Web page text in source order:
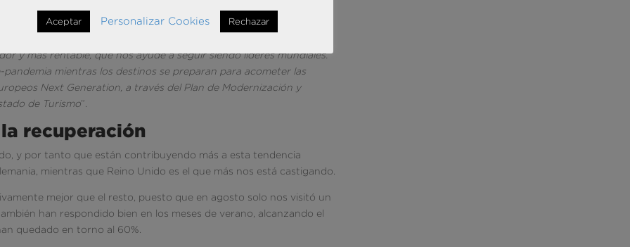
vacacional receptivo, dando un respiro a la industria, que
una nueva era post COVID. Las previsiones que arroja el
para aprovechar la oportunidad, y prepararnos para un
y más rentable, que nos ayude a seguir siendo líderes mundiales.
mientras los destinos se preparan para acometer las
Next Generation, a través del Plan de Modernización y
de Turismo”.
recuperación
y por tanto que están contribuyendo más a esta tendencia
mientras que Reino Unido es el que más nos está castigando.
mejor que el resto, puesto que en agosto solo nos visitó un
han respondido bien en los meses de verano, alcanzando el
quedado en torno al 60%.
Aceptar Personalizar Cookies Rechazar